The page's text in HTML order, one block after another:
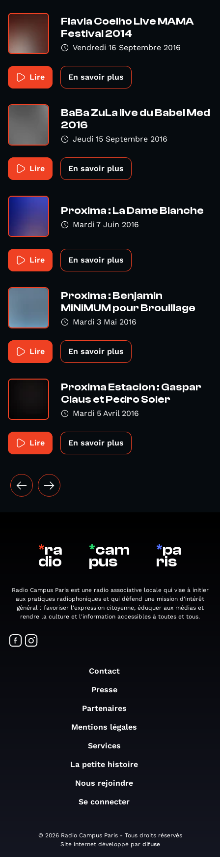
Flavia Coelho Live MAMA
Festival 2014
Vendredi 16 Septembre 2016
Lire En savoir plus
BaBa ZuLa live du Babel Med
2016
Jeudi 15 Septembre 2016
Lire En savoir plus
Proxima : La Dame Blanche
Mardi 7 Juin 2016
Lire En savoir plus
Proxima : Benjamin
MiNiMUM pour Brouillage
Mardi 3 Mai 2016
Lire En savoir plus
Proxima Estacion : Gaspar
Claus et Pedro Soler
Mardi 5 Avril 2016
Lire En savoir plus
*ra
dio
*cam
pus
*pa
ris
Radio Campus Paris est une radio associative locale qui vise à initier
aux pratiques radiophoniques et qui défend une mission d'intérêt
général : favoriser l'expression citoyenne, éduquer aux médias et
rendre la culture et l'information accessibles à toutes et tous.
Contact
Presse
Partenaires
Mentions légales
Services
La petite histoire
Nous rejoindre
Se connecter
© 2026 Radio Campus Paris - Tous droits réservés
Site internet développé par difuse